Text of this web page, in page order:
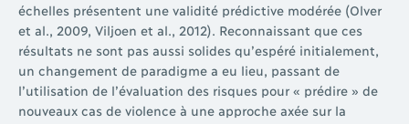
échelles présentent une validité prédictive modérée (Olver
et al., 2009, Viljoen et al., 2012). Reconnaissant que ces
résultats ne sont pas aussi solides qu’espéré initialement,
un changement de paradigme a eu lieu, passant de
l’utilisation de l’évaluation des risques pour « prédire » de
nouveaux cas de violence à une approche axée sur la